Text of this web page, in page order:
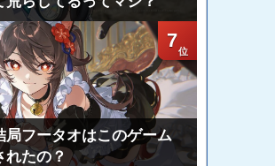
7
局フータオはこのゲーム
れたの？